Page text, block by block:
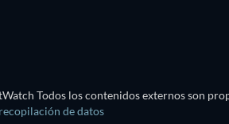
Todos los contenidos externos son
de datos